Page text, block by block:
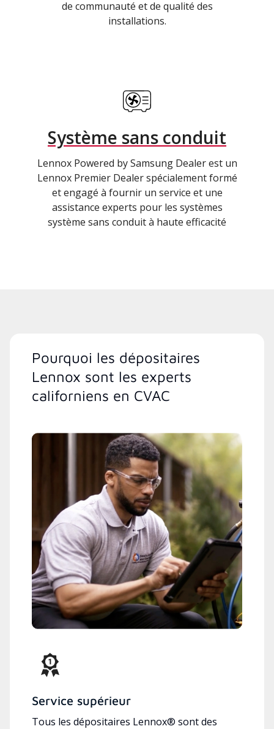
de communauté et de qualité des
installations.
Système sans conduit
Lennox Powered by Samsung Dealer est un
Lennox Premier Dealer spécialement formé
et engagé à fournir un service et une
assistance experts pour les systèmes
système sans conduit à haute efficacité
Pourquoi les dépositaires
Lennox sont les experts
californiens en CVAC
Service supérieur
Tous les dépositaires Lennox® sont des